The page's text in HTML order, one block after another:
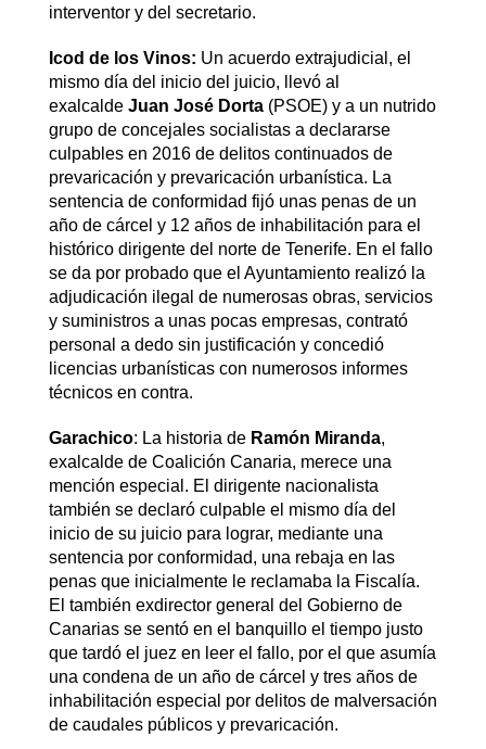
interventor y del secretario.
Icod de los Vinos: Un acuerdo extrajudicial, el
mismo día del inicio del juicio, llevó al
exalcalde Juan José Dorta(PSOE) y a un nutrido
grupo de concejales socialistas a declararse
culpables en 2016 de delitos continuados de
prevaricación y prevaricación urbanística. La
sentencia de conformidad fijó unas penas de un
año de cárcel y 12 años de inhabilitación para el
histórico dirigente del norte de Tenerife. En el fallo
se da por probado que el Ayuntamiento realizó la
adjudicación ilegal de numerosas obras, servicios
y suministros a unas pocas empresas, contrató
personal a dedo sin justificación y concedió
licencias urbanísticas con numerosos informes
técnicos en contra.
Garachico: La historia de Ramón Miranda,
exalcalde de Coalición Canaria, merece una
mención especial. El dirigente nacionalista
también se declaró culpable el mismo día del
inicio de su juicio para lograr, mediante una
sentencia por conformidad, una rebaja en las
penas que inicialmente le reclamaba la Fiscalía.
El también exdirector general del Gobierno de
Canarias se sentó en el banquillo el tiempo justo
que tardó el juez en leer el fallo, por el que asumía
una condena de un año de cárcel y tres años de
inhabilitación especial por delitos de malversación
de caudales públicos y prevaricación.